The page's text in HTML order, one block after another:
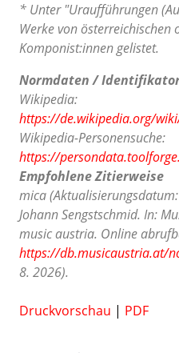
* Unter "Uraufführungen
Werke von
Komponist:innen gelistet.
Normdaten /
Wikipedia:
https://de.wikipedia.org/
Wikipedia-Personensuche:
https://
Empfohlene Zitierweise
mica
Johann Sengstschmid. In:
music austria. Online
https://db.musicaustria.at/
8. 2026).
Druckvorschau | PDF